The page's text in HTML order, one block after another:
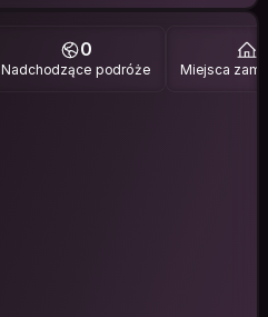
0
Nadchodzące podróże Miejsca